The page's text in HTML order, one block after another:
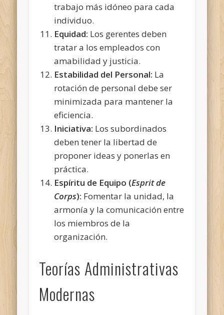
trabajo más idóneo para cada
individuo.
Equidad: Los gerentes deben
tratar a los empleados con
amabilidad y justicia.
Estabilidad del Personal: La
rotación de personal debe ser
minimizada para mantener la
eficiencia.
Iniciativa: Los subordinados
deben tener la libertad de
proponer ideas y ponerlas en
práctica.
Espíritu de Equipo (Esprit de
Corps): Fomentar la unidad, la
armonía y la comunicación entre
los miembros de la
organización.
Teorías Administrativas
Modernas